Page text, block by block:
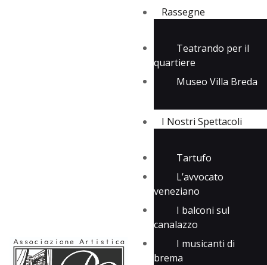
Rassegne
Teatrando per il
quartiere
Museo Villa Breda
I Nostri Spettacoli
Tartufo
L’avvocato
veneziano
I balconi sul
canalazzo
I musicanti di
brema
I Nostri Spettacoli